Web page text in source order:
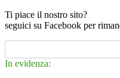
Ti piace il nostro sito?
seguici su Facebook per
In evidenza: